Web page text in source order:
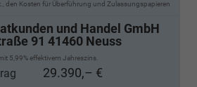
den Kosten für Überführung und Zulassungspapieren
und Handel GmbH
91 41460 Neuss
5,99% effektivem Jahreszins.
29.390,– €